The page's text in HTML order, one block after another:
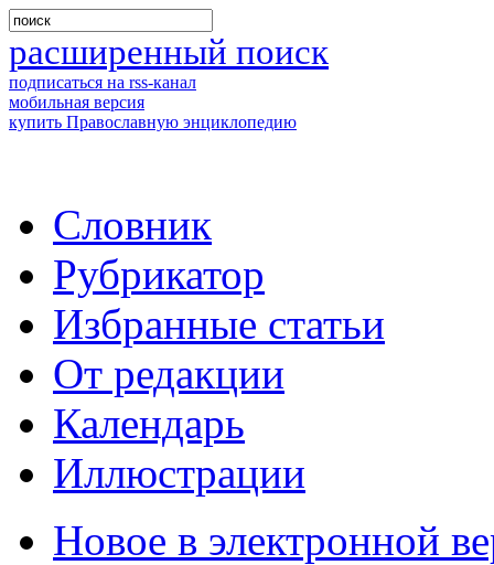
расширенный поиск
подписаться на rss-канал
мобильная версия
купить Православную энциклопедию
Словник
Рубрикатор
Избранные статьи
От редакции
Календарь
Иллюстрации
Новое в электронной